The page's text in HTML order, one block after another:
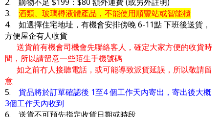
3. 酒類、玻璃樽液體產品，不能使用順豐站或智能櫃
4. 如選擇住宅地址，有機會安排傍晚 6-11點 下班後送貨，
方便屋企有人收貨
送貨前有機會司機會先聯絡客人，確定大家方便的收貨時
間，所以請留意一些陌生手機號碼
如之前冇人接聽電話，或可能導致派貨延誤，所以敬請留
意
5. 貨品將於訂單確認後 1至4 個工作天內寄出，寄出後大概
3個工作天內收到
6. 送貨不可預先指定收貨日期或時段